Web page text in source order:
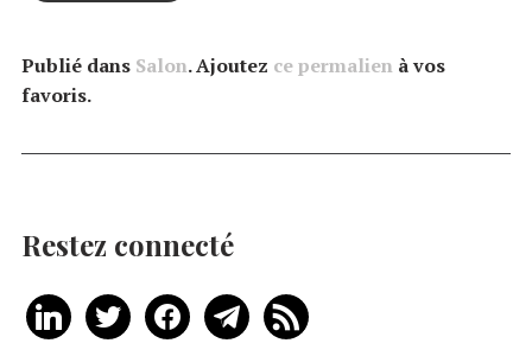
Publié dans Salon. Ajoutez ce permalien à vos
favoris.
Restez connecté